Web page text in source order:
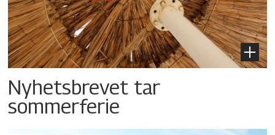
Nyhetsbrevet tar
sommerferie